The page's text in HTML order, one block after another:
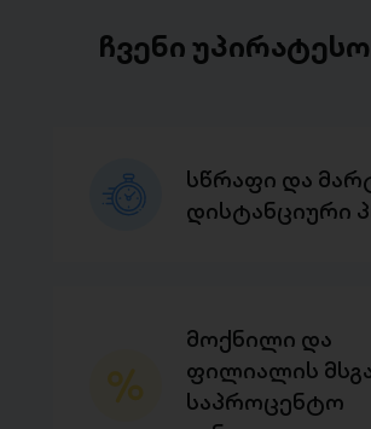
ჩვენი
სწრაფი და
დისტანციური
მოქნილი და
ფილიალის
საპროცენტო